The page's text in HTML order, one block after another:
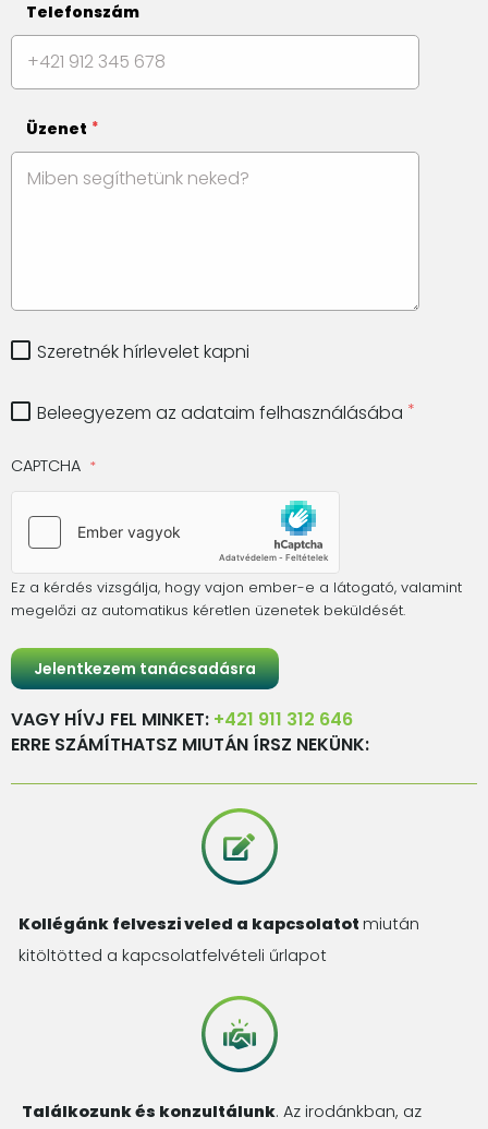
Telefonszám
Üzenet
Szeretnék hírlevelet kapni
Beleegyezem az adataim felhasználásába
CAPTCHA
Ez a kérdés vizsgálja, hogy vajon ember-e a látogató, valamint
megelőzi az automatikus kéretlen üzenetek beküldését.
VAGY HÍVJ FEL MINKET: +421 911 312 646
ERRE SZÁMÍTHATSZ MIUTÁN ÍRSZ NEKÜNK:
Kollégánk felveszi veled a kapcsolatotmiután
kitöltötted a kapcsolatfelvételi űrlapot
Találkozunk és konzultálunk. Az irodánkban, az